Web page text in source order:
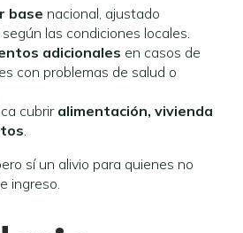
base nacional, ajustado
las condiciones locales.
adicionales en casos de
con problemas de salud o
cubriralimentación, vivienda
.
sí un alivio para quienes no
ingreso.